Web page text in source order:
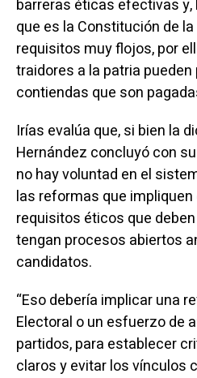
barreras éticas efectivas y,
que es la Constitución de la
requisitos muy flojos, por
traidores a la patria
contiendas que son
Irías evalúa que, si bien la
Hernández concluyó con
no hay voluntad en el
las reformas que
requisitos éticos que
tengan procesos abiertos
candidatos.
“Eso debería implicar una
Electoral o un esfuerzo de
partidos, para establecer
claros y evitar los vínculos